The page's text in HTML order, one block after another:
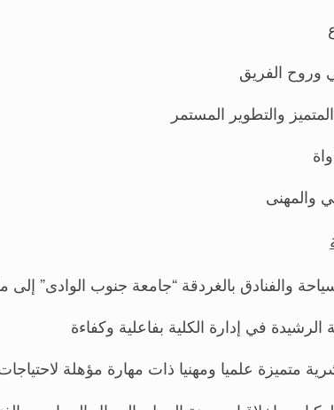
وروح الفريق
المتميز والتطوير المستمر
والمهنى
في إدارة الكلية بفاعلية وكفاءة
متميزة علميا ومهنيا ذات مهارة مؤهلة